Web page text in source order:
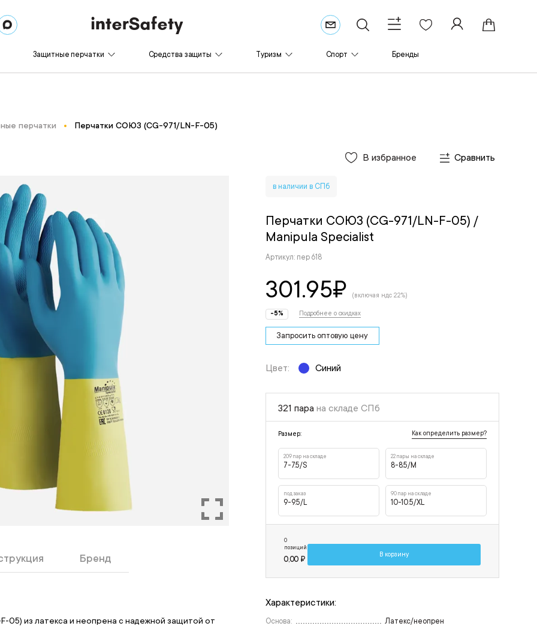
Защитные перчатки Средства защиты Туризм Спорт Бренды
перчатки Перчатки СОЮЗ (CG-971/LN-F-05)
В избранное Сравнить
Бренд
05) из латекса и неопрена с надежной защитой от
в наличии в СПб
Перчатки СОЮЗ (CG-971/LN-F-05) /
Manipula Specialist
Артикул: пер 618
301.95₽ (включая ндс 22%)
-5% Подробнее о скидках
Запросить оптовую цену
Цвет: Синий
321 пара на складе СПб
Размер: Как определить размер?
209 пар на складе
7-7.5/S
22 пары на складе
8-8.5/M
под заказ
9-9.5/L
90 пар на складе
10-10.5/XL
0
позиций
0,00 ₽
В корзину
Характеристики:
Основа:
Латекс/неопрен